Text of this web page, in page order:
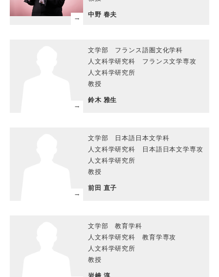
中野 春夫
文学部 フランス語圏文化学科
人文科学研究科 フランス文学専攻
人文科学研究所
教授
鈴木 雅生
文学部 日本語日本文学科
人文科学研究科 日本語日本文学専攻
人文科学研究所
教授
前田 直子
文学部 教育学科
人文科学研究科 教育学専攻
人文科学研究所
教授